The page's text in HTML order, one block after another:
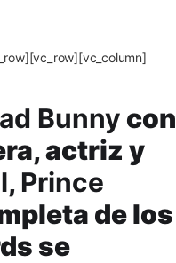
Bunny con
actriz y
,Prince
de los
se